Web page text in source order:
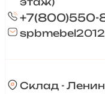
+7(800)550-
Склад -